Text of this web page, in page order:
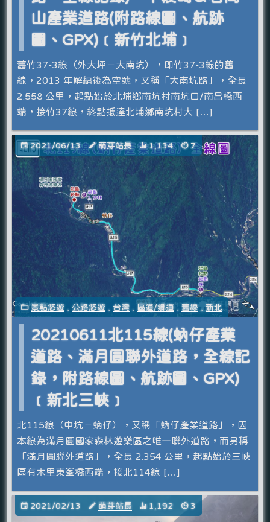
山產業道路(附路線圖、航跡
圖、GPX)﹝新竹北埔﹞
舊竹37-3線（外大坪－大南坑），即竹37-3線的舊
線，2013 年解編後為空號，又稱「大南坑路」，全長
2.558 公里，起點始於北埔鄉南坑村南坑口/南昌橋西
端，接竹37線，終點抵達北埔鄉南坑村大 […]
2021/06/13 萌芽站長 1,134 7
景點悠遊 ,公路悠遊 ,台灣 , 區道/鄉道 ,舊線,新北
20210611北115線(蚋仔產業
道路、滿月圓聯外道路，全線記
錄，附路線圖、航跡圖、GPX)
﹝新北三峽﹞
北115線（中坑－蚋仔），又稱「蚋仔產業道路」，因
本線為滿月圓國家森林遊樂區之唯一聯外道路，而另稱
「滿月圓聯外道路」，全長 2.354 公里，起點始於三峽
區有木里東峯橋西端，接北114線 […]
2021/02/13 萌芽站長 1,192 3